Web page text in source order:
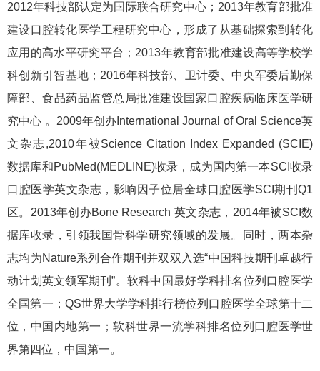
2012年科技部认定为国际联合研究中心；2013年教育部批准
建设口腔转化医学工程研究中心，形成了从基础探索到转化
应用的高水平研究平台；2013年教育部批准建设高等学校学
科创新引智基地；2016年科技部、卫计委、中央军委后勤保
障部、食品药品监管总局批准建设国家口腔疾病临床医学研
究中心 。2009年创办International Journal of Oral Science英
文杂志,2010年被Science Citation Index Expanded (SCIE)
数据库和PubMed(MEDLINE)收录，成为国内第一本SCI收录
口腔医学英文杂志，影响因子位居全球口腔医学SCI期刊Q1
区。2013年创办Bone Research 英文杂志，2014年被SCI数
据库收录，引领我国骨科学研究领域的发展。同时，两本杂
志均为Nature系列合作期刊并双双入选“中国科技期刊卓越行
动计划英文领军期刊”。软科中国最好学科排名位列口腔医学
全国第一；QS世界大学学科排行榜位列口腔医学全球第十二
位，中国内地第一；软科世界一流学科排名位列口腔医学世
界第四位，中国第一。